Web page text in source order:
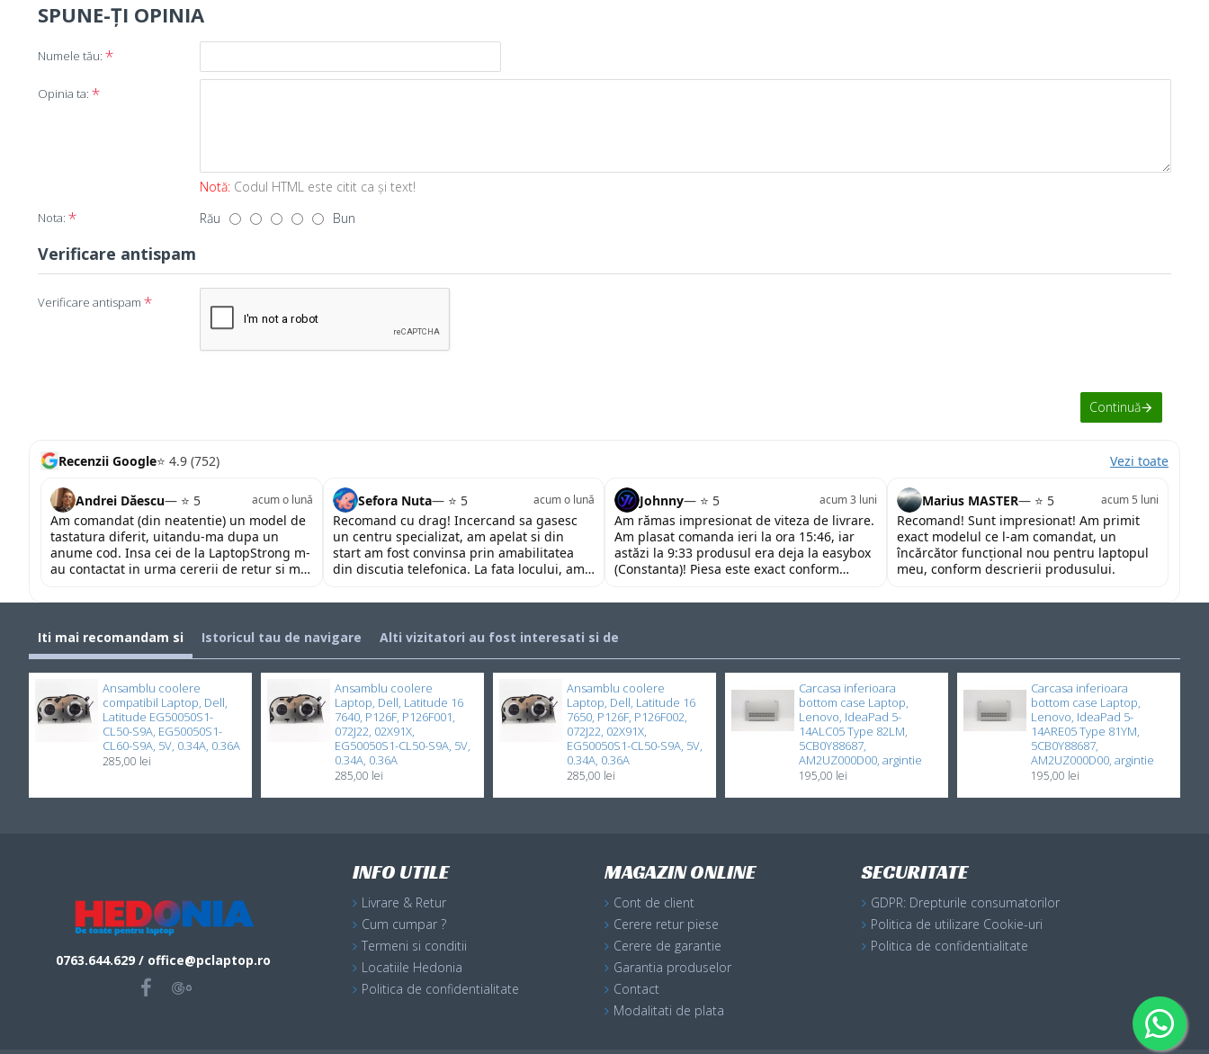
SPUNE-ŢI OPINIA
Numele tău:
Opinia ta:
Notă: Codul HTML este citit ca şi text!
Nota: Rău Bun
Verificare antispam
Verificare antispam
Continuă
Recenzii Google⭐ 4.9 (752) Vezi toate
Andrei Dăescu— ⭐ 5 acum o lună
Am comandat (din neatentie) un model de
tastatura diferit, uitandu-ma dupa un
anume cod. Insa cei de la LaptopStrong m-
au contactat in urma cererii de retur si mi-
pentru repararea laptopului. Nu am ce
Sefora Nuta— ⭐ 5 acum o lună
Recomand cu drag! Incercand sa gasesc
un centru specializat, am apelat si din
start am fost convinsa prin amabilitatea
din discutia telefonica. La fata locului, am
priceperea personalului. Multumesc tare
Johnny— ⭐ 5 acum 3 luni
Am rămas impresionat de viteza de livrare.
Am plasat comanda ieri la ora 15:46, iar
astăzi la 9:33 produsul era deja la easybox
(Constanta)! Piesa este exact conform
preț foarte competitiv. Recomand cu toată
Marius MASTER— ⭐ 5 acum 5 luni
Recomand! Sunt impresionat! Am primit
exact modelul ce l-am comandat, un
încărcător funcțional nou pentru laptopul
meu, conform descrierii produsului.
Iti mai recomandam si Istoricul tau de navigare Alti vizitatori au fost interesati si de
Ansamblu coolere
compatibil Laptop, Dell,
Latitude EG50050S1-
CL50-S9A, EG50050S1-
CL60-S9A, 5V, 0.34A, 0.36A
285,00 lei
Ansamblu coolere
Laptop, Dell, Latitude 16
7640, P126F, P126F001,
072J22, 02X91X,
EG50050S1-CL50-S9A, 5V,
0.34A, 0.36A
285,00 lei
Ansamblu coolere
Laptop, Dell, Latitude 16
7650, P126F, P126F002,
072J22, 02X91X,
EG50050S1-CL50-S9A, 5V,
0.34A, 0.36A
285,00 lei
Carcasa inferioara
bottom case Laptop,
Lenovo, IdeaPad 5-
14ALC05 Type 82LM,
5CB0Y88687,
AM2UZ000D00, argintie
195,00 lei
Carcasa inferioara
bottom case Laptop,
Lenovo, IdeaPad 5-
14ARE05 Type 81YM,
5CB0Y88687,
AM2UZ000D00, argintie
195,00 lei
0763.644.629 / office@pclaptop.ro
INFO UTILE
Livrare & Retur
Cum cumpar ?
Termeni si conditii
Locatiile Hedonia
Politica de confidentialitate
MAGAZIN ONLINE
Cont de client
Cerere retur piese
Cerere de garantie
Garantia produselor
Contact
Modalitati de plata
SECURITATE
GDPR: Drepturile consumatorilor
Politica de utilizare Cookie-uri
Politica de confidentialitate